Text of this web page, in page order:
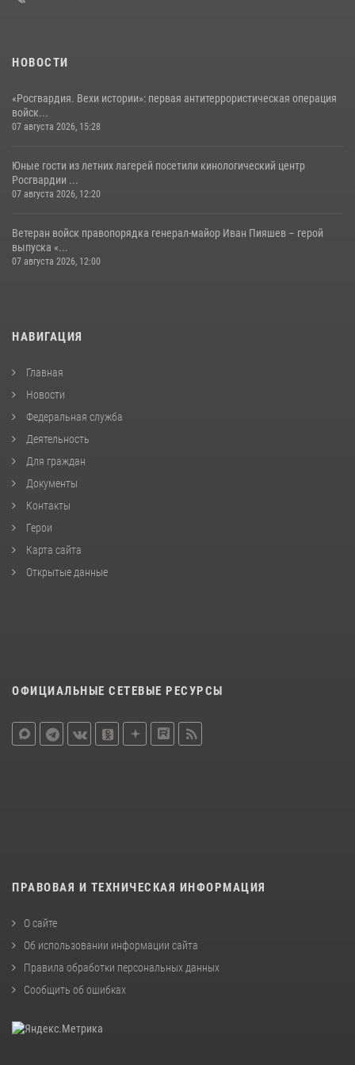
НОВОСТИ
«Росгвардия. Вехи истории»: первая антитеррористическая операция
войск...
07 августа 2026, 15:28
Юные гости из летних лагерей посетили кинологический центр
Росгвардии ...
07 августа 2026, 12:20
Ветеран войск правопорядка генерал-майор Иван Пияшев – герой
выпуска «...
07 августа 2026, 12:00
НАВИГАЦИЯ
Главная
Новости
Федеральная служба
Деятельность
Для граждан
Документы
Контакты
Герои
Карта сайта
Открытые данные
ОФИЦИАЛЬНЫЕ СЕТЕВЫЕ РЕСУРСЫ
ПРАВОВАЯ И ТЕХНИЧЕСКАЯ ИНФОРМАЦИЯ
О сайте
Об использовании информации сайта
Правила обработки персональных данных
Сообщить об ошибках